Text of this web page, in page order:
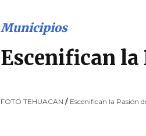
FOTO TEHUACAN / Escenifican la Pasión
Municipios
Escenifican la